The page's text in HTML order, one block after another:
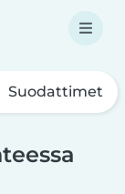
Suodattimet